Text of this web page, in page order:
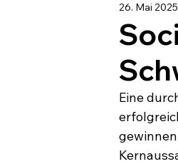
Email-Marketing
26. Mai 2025
Eine